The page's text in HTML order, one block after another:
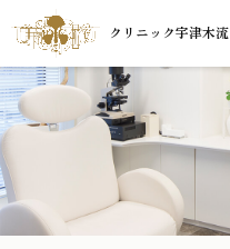
クリニック宇津木流